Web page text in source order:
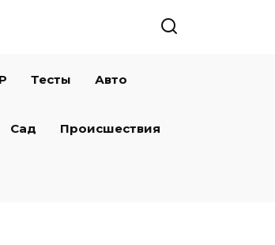
Тесты Авто
Сад Происшествия